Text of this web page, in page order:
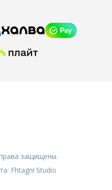
защищены.
Fhtagn! Studio